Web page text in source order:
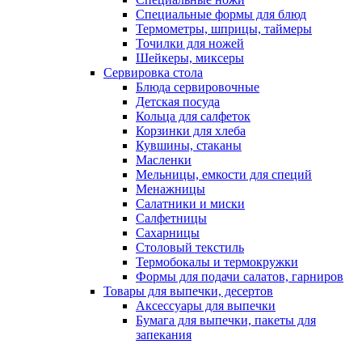
Специальные формы для блюд
Термометры, шприцы, таймеры
Точилки для ножей
Шейкеры, миксеры
Сервировка стола
Блюда сервировочные
Детская посуда
Кольца для салфеток
Корзинки для хлеба
Кувшины, стаканы
Масленки
Мельницы, емкости для специй
Менажницы
Салатники и миски
Салфетницы
Сахарницы
Столовый текстиль
Термобокалы и термокружки
Формы для подачи салатов, гарниров
Товары для выпечки, десертов
Аксессуары для выпечки
Бумага для выпечки, пакеты для
запекания